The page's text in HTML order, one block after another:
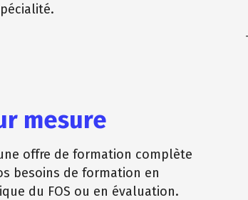
mesure
offre de formation complète
besoins de formation en
du FOS ou en évaluation.